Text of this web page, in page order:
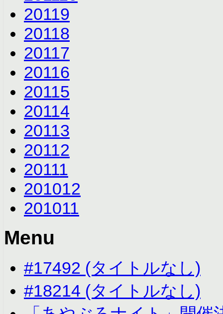
20119
20118
20117
20116
20115
20114
20113
20112
20111
201012
201011
Menu
#17492 (タイトルなし)
#18214 (タイトルなし)